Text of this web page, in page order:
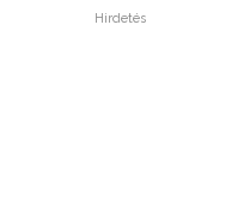
Hirdetés